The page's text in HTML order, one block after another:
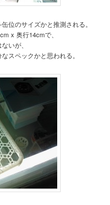
位のサイズかと推測される。
x 奥行14cmで、
いが、
スペックかと思われる。